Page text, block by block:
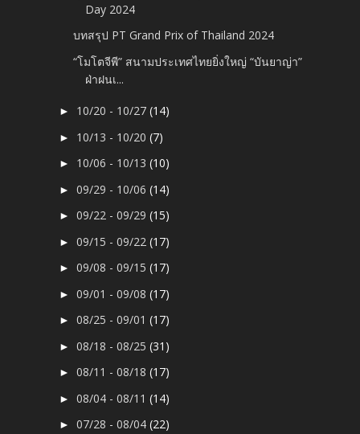
Day 2024
บทสรุป PT Grand Prix of Thailand 2024
“โมโตจีพี” สนามประเทศไทยยิ่งใหญ่ “บันยาญ่า”
ฝ่าฝนเ...
► 10/20 - 10/27(14)
► 10/13 - 10/20(7)
► 10/06 - 10/13(10)
►09/29 - 10/06(14)
►09/22 - 09/29(15)
►09/15 - 09/22(17)
►09/08 - 09/15(17)
►09/01 - 09/08(17)
►08/25 - 09/01(17)
►08/18 - 08/25(31)
►08/11 - 08/18(17)
►08/04 - 08/11(14)
►07/28 - 08/04(22)